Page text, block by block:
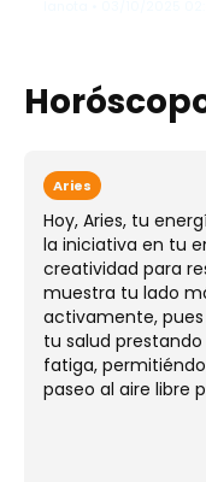
Aries
Hoy, Aries, tu
la iniciativa en tu
creatividad para
muestra tu lado
activamente,
tu salud
fatiga,
paseo al aire libre